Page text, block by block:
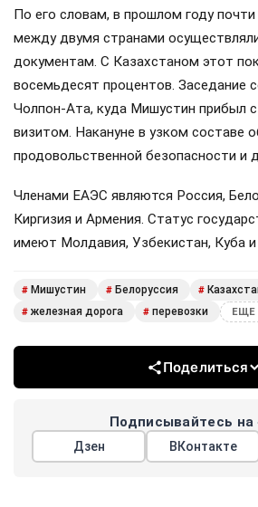
По его словам, в прошлом году почти
между двумя странами
документам. С Казахстаном этот
восемьдесят процентов. Заседание
Чолпон-Ата, куда Мишустин прибыл
визитом. Накануне в узком составе
продовольственной безопасности и
Членами ЕАЭС являются Россия,
Киргизия и Армения. Статус
имеют Молдавия, Узбекистан, Куба и
# Мишустин # Белоруссия #
# железная дорога # перевозки ЕЩЕ
Поделиться
Подписывайтесь на
Дзен ВКонтакте